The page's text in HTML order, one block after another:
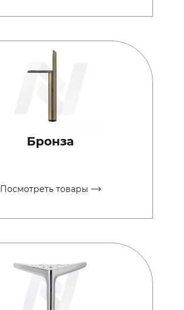
Бронза
Посмотреть товары